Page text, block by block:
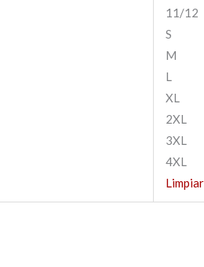
11/12
S
M
L
XL
2XL
3XL
4XL
Limpiar